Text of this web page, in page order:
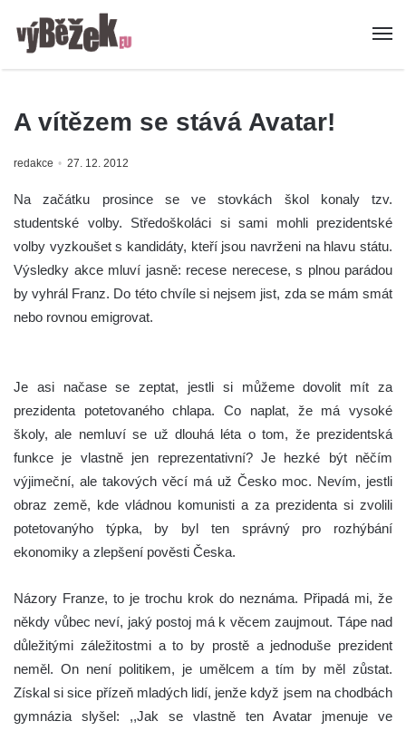
A vítězem se stává Avatar!
redakce 27. 12. 2012
Na začátku prosince se ve stovkách škol konaly tzv.
studentské volby. Středoškoláci si sami mohli prezidentské
volby vyzkoušet s kandidáty, kteří jsou navrženi na hlavu státu.
Výsledky akce mluví jasně: recese nerecese, s plnou parádou
by vyhrál Franz. Do této chvíle si nejsem jist, zda se mám smát
nebo rovnou emigrovat.
Je asi načase se zeptat, jestli si můžeme dovolit mít za
prezidenta potetovaného chlapa. Co naplat, že má vysoké
školy, ale nemluví se už dlouhá léta o tom, že prezidentská
funkce je vlastně jen reprezentativní? Je hezké být něčím
výjimeční, ale takových věcí má už Česko moc. Nevím, jestli
obraz země, kde vládnou komunisti a za prezidenta si zvolili
potetovanýho týpka, by byl ten správný pro rozhýbání
ekonomiky a zlepšení pověsti Česka.
Názory Franze, to je trochu krok do neznáma. Připadá mi, že
někdy vůbec neví, jaký postoj má k věcem zaujmout. Tápe nad
důležitými záležitostmi a to by prostě a jednoduše prezident
neměl. On není politikem, je umělcem a tím by měl zůstat.
Získal si sice přízeň mladých lidí, jenže když jsem na chodbách
gymnázia slyšel: ,,Jak se vlastně ten Avatar jmenuje ve